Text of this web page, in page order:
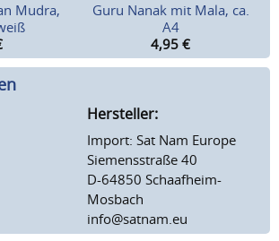
Mudra,
Guru Nanak mit Mala, ca.
A4
4,95 €
Hersteller:
Import: Sat Nam Europe
Siemensstraße 40
D-64850 Schaafheim-
Mosbach
info@satnam.eu